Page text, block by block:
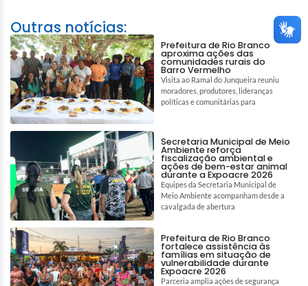
Outras notícias:
Prefeitura de Rio Branco
aproxima ações das
comunidades rurais do
Barro Vermelho
Visita ao Ramal do Junqueira reuniu
moradores, produtores, lideranças
políticas e comunitárias para
Secretaria Municipal de Meio
Ambiente reforça
fiscalização ambiental e
ações de bem-estar animal
durante a Expoacre 2026
Equipes da Secretaria Municipal de
Meio Ambiente acompanham desde a
cavalgada de abertura
Prefeitura de Rio Branco
fortalece assistência às
famílias em situação de
vulnerabilidade durante
Expoacre 2026
Parceria amplia ações de segurança